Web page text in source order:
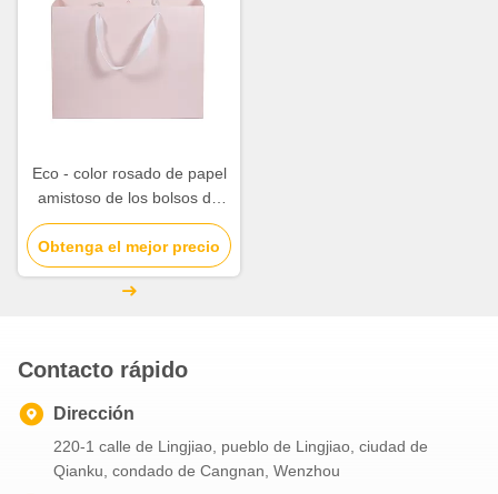
Eco - color rosado de papel
amistoso de los bolsos de
compras con la manija de la
cuerda del algodón de la tela
cruzada
Obtenga el mejor precio
Contacto rápido
Dirección
220-1 calle de Lingjiao, pueblo de Lingjiao, ciudad de
Qianku, condado de Cangnan, Wenzhou